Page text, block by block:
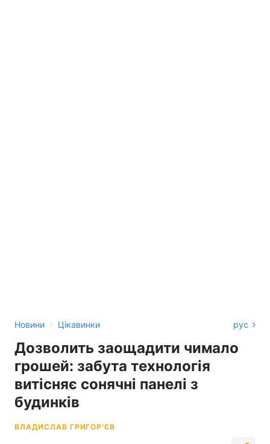
Новини › Цікавинки рус
Дозволить заощадити чимало
грошей: забута технологія
витісняє сонячні панелі з
будинків
ВЛАДИСЛАВ ГРИГОР'ЄВ